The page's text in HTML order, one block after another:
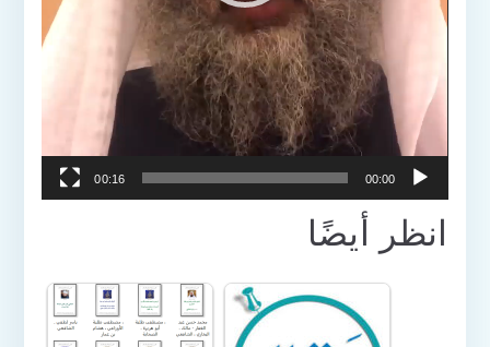
00:00
00:16
انظر أيضًا